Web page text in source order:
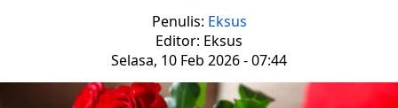
Penulis: Eksus
Editor: Eksus
Selasa, 10 Feb 2026 - 07:44